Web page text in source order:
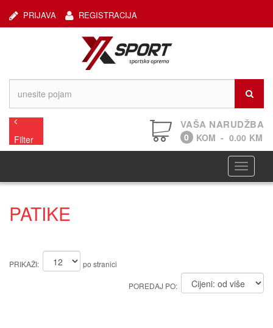
REGISTRACIJA
PRIJAVA
Filter
VAŠA NARUDŽBA
0 KOM - 0.00 KM
PATIKE
PRIKAŽI: po stranici
POREDAJ PO: